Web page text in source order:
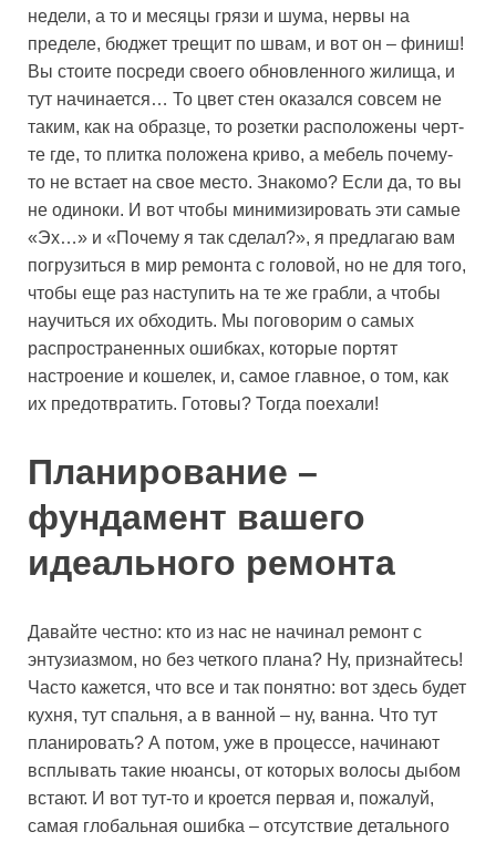
недели, а то и месяцы грязи и шума, нервы на
пределе, бюджет трещит по швам, и вот он – финиш!
Вы стоите посреди своего обновленного жилища, и
тут начинается… То цвет стен оказался совсем не
таким, как на образце, то розетки расположены черт-
те где, то плитка положена криво, а мебель почему-
то не встает на свое место. Знакомо? Если да, то вы
не одиноки. И вот чтобы минимизировать эти самые
«Эх…» и «Почему я так сделал?», я предлагаю вам
погрузиться в мир ремонта с головой, но не для того,
чтобы еще раз наступить на те же грабли, а чтобы
научиться их обходить. Мы поговорим о самых
распространенных ошибках, которые портят
настроение и кошелек, и, самое главное, о том, как
их предотвратить. Готовы? Тогда поехали!
Планирование –
фундамент вашего
идеального ремонта
Давайте честно: кто из нас не начинал ремонт с
энтузиазмом, но без четкого плана? Ну, признайтесь!
Часто кажется, что все и так понятно: вот здесь будет
кухня, тут спальня, а в ванной – ну, ванна. Что тут
планировать? А потом, уже в процессе, начинают
всплывать такие нюансы, от которых волосы дыбом
встают. И вот тут-то и кроется первая и, пожалуй,
самая глобальная ошибка – отсутствие детального